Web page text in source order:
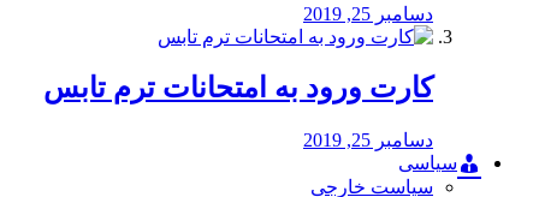
دسامبر 25, 2019
کارت ورود به امتحانات ترم تابس
دسامبر 25, 2019
سیاسی
سیاست خارجی